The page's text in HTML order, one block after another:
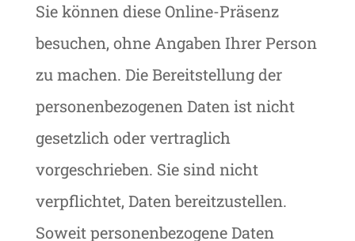
Sie können diese Online-Präsenz
besuchen, ohne Angaben Ihrer Person
zu machen. Die Bereitstellung der
personenbezogenen Daten ist nicht
gesetzlich oder vertraglich
vorgeschrieben. Sie sind nicht
verpflichtet, Daten bereitzustellen.
Soweit personenbezogene Daten